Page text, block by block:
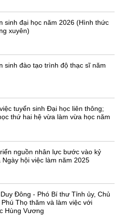
sinh đại học năm 2026 (Hình thức
xuyên)
sinh đào tạo trình độ thạc sĩ năm
tuyển sinh Đại học liên thông;
thứ hai hệ vừa làm vừa học năm
nguồn nhân lực bước vào kỷ
Ngày hội việc làm năm 2025
Đông - Phó Bí thư Tỉnh ủy, Chủ
Thọ thăm và làm việc với
Hùng Vương